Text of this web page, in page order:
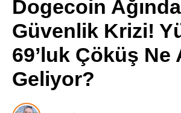
Dogecoin Ağında
Güvenlik Krizi!
69’luk Çöküş Ne
Geliyor?